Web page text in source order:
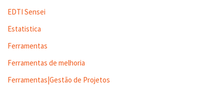
EDTI Sensei
Estatistica
Ferramentas
Ferramentas de melhoria
Ferramentas|Gestão de Projetos